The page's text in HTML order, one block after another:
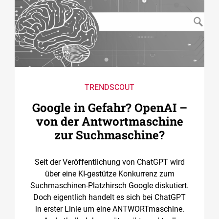
TRENDSCOUT
Google in Gefahr? OpenAI –
von der Antwortmaschine
zur Suchmaschine?
Seit der Veröffentlichung von ChatGPT wird
über eine KI-gestütze Konkurrenz zum
Suchmaschinen-Platzhirsch Google diskutiert.
Doch eigentlich handelt es sich bei ChatGPT
in erster Linie um eine ANTWORTmaschine.